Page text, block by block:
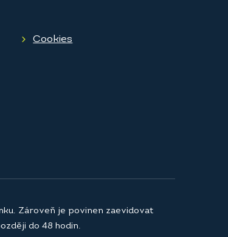
Cookies
Zároveň je povinen zaevidovat
do 48 hodin.